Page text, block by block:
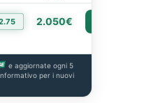
2.050€
e aggiornate ogni 5
per i nuovi